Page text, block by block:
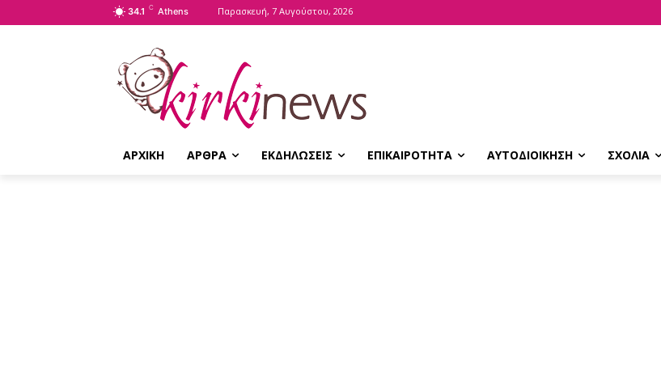
34.1 C Athens Παρασκευή, 7 Αυγούστου, 2026
ΑΡΧΙΚΗ ΑΡΘΡΑ ΕΚΔΗΛΩΣΕΙΣ ΕΠΙΚΑΙΡΟΤΗΤΑ ΑΥΤΟΔΙΟΙΚΗΣΗ ΣΧΟΛΙΑ